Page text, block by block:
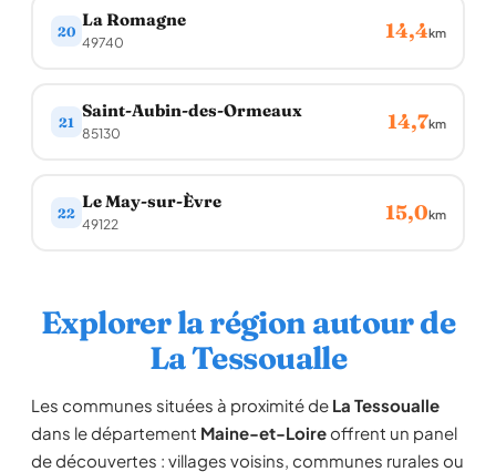
20
La Romagne
49740 14,4km
21
Saint-Aubin-des-Ormeaux
85130 14,7km
22
Le May-sur-Èvre
49122 15,0km
Explorer la région autour de
La Tessoualle
Les communes situées à proximité de La Tessoualle
dans le département Maine-et-Loireoffrent un panel
de découvertes : villages voisins, communes rurales ou